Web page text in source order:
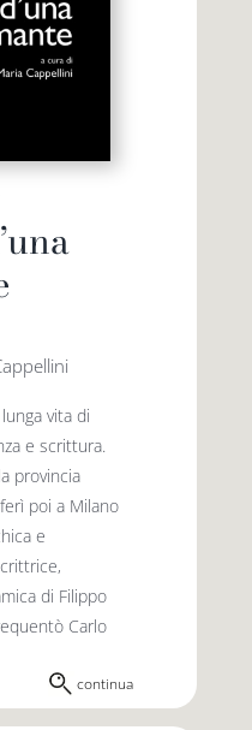
vita di
e scrittura.
provincia
poi a Milano
e
di Filippo
Carlo
continua